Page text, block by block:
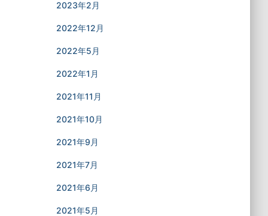
2023年2月
2022年12月
2022年5月
2022年1月
2021年11月
2021年10月
2021年9月
2021年7月
2021年6月
2021年5月